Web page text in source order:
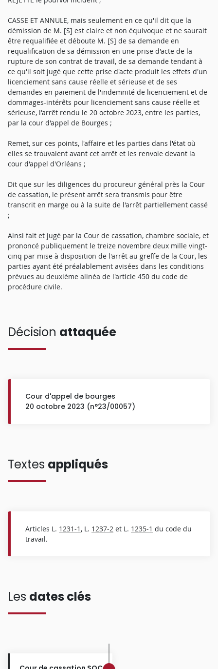
CASSE ET ANNULE, mais seulement en ce qu'il dit que la
démission de M. [S] est claire et non équivoque et ne saurait
être requalifiée et déboute M. [S] de sa demande en
requalification de sa démission en une prise d'acte de la
rupture de son contrat de travail, de sa demande tendant à
ce qu'il soit jugé que cette prise d'acte produit les effets d'un
licenciement sans cause réelle et sérieuse et de ses
demandes en paiement de l'indemnité de licenciement et de
dommages-intérêts pour licenciement sans cause réelle et
sérieuse, l'arrêt rendu le 20 octobre 2023, entre les parties,
par la cour d'appel de Bourges ;
Remet, sur ces points, l'affaire et les parties dans l'état où
elles se trouvaient avant cet arrêt et les renvoie devant la
cour d'appel d'Orléans ;
Dit que sur les diligences du procureur général près la Cour
de cassation, le présent arrêt sera transmis pour être
transcrit en marge ou à la suite de l'arrêt partiellement cassé
;
Ainsi fait et jugé par la Cour de cassation, chambre sociale, et
prononcé publiquement le treize novembre deux mille vingt-
cinq par mise à disposition de l'arrêt au greffe de la Cour, les
parties ayant été préalablement avisées dans les conditions
prévues au deuxième alinéa de l'article 450 du code de
procédure civile.
Décision attaquée
Cour d'appel de bourges
20 octobre 2023 (n°23/00057)
Textes appliqués
Articles L. 1231-1 , L. 1237-2 et L. 1235-1 du code du
travail.
Les dates clés